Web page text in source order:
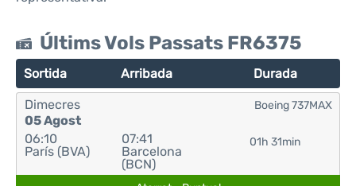
Últims Vols Passats FR6375
Sortida Arribada Durada
Dimecres
05 Agost
06:10
París (BVA)
07:41
Barcelona
(BCN)
01h 31min
Boeing 737MAX